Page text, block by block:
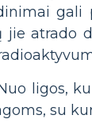
gali
jie atrado
ligos,
su